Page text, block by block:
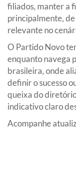
filiados, manter a
principalmente,
relevante no
O Partido Novo
enquanto navega
brasileira, onde
definir o sucesso
queixa do
indicativo claro
Acompanhe